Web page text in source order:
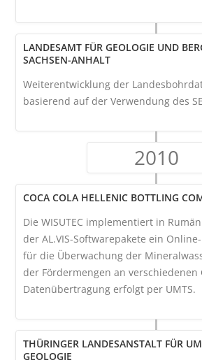
LANDESAMT FÜR GEOLOGIE UND
SACHSEN-ANHALT
Weiterentwicklung der
basierend auf der Verwendung des
2010
COCA COLA HELLENIC BOTTLING
Die WISUTEC implementiert in
der AL.VIS-Softwarepakete ein
für die Überwachung der
der Fördermengen an verschiedenen
Datenübertragung erfolgt per UMTS.
THÜRINGER LANDESANSTALT FÜR
GEOLOGIE